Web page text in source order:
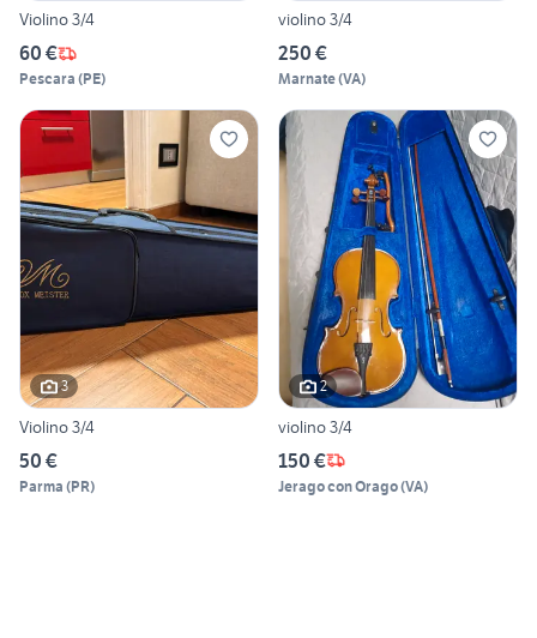
Violino 3/4
60 €
Pescara (PE)
violino 3/4
250 €
Marnate(VA)
3
Violino 3/4
50 €
Parma (PR)
2
violino 3/4
150 €
Jerago con Orago(VA)